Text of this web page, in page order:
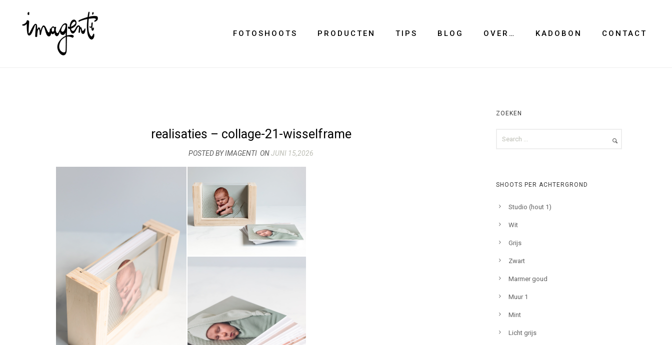
FOTOSHOOTS PRODUCTEN TIPS BLOG OVER… KADOBON CONTACT
realisaties – collage-21-wisselframe
POSTED BY IMAGENTI ONJUNI 15,2026
ZOEKEN
SHOOTS PER ACHTERGROND
Studio (hout 1)
Wit
Grijs
Zwart
Marmer goud
Muur 1
Mint
Licht grijs